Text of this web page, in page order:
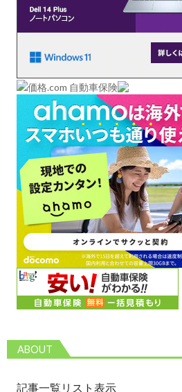
ABOUT
記事一覧リスト表示